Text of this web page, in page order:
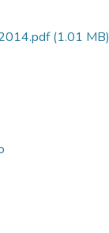
(1.01 MB)